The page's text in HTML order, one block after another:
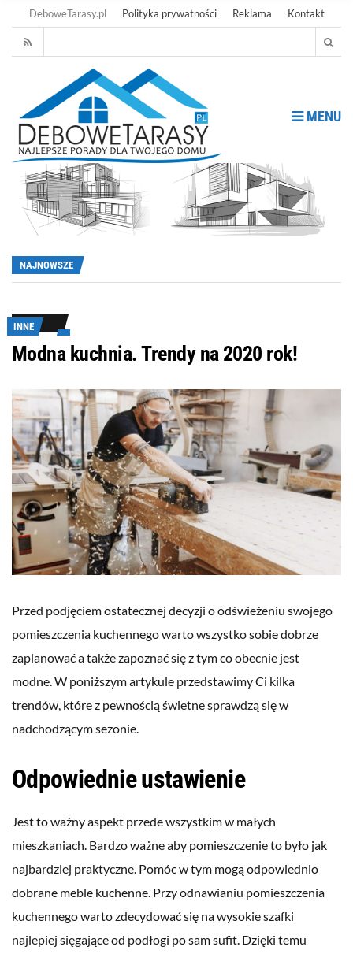
DeboweTarasy.pl Polityka prywatności Reklama Kontakt
MENU
NAJNOWSZE
INNE
Modna kuchnia. Trendy na 2020 rok!
Przed podjęciem ostatecznej decyzji o odświeżeniu swojego
pomieszczenia kuchennego warto wszystko sobie dobrze
zaplanować a także zapoznać się z tym co obecnie jest
modne. W poniższym artykule przedstawimy Ci kilka
trendów, które z pewnością świetne sprawdzą się w
nadchodzącym sezonie.
Odpowiednie ustawienie
Jest to ważny aspekt przede wszystkim w małych
mieszkaniach. Bardzo ważne aby pomieszczenie to było jak
najbardziej praktyczne. Pomóc w tym mogą odpowiednio
dobrane meble kuchenne. Przy odnawianiu pomieszczenia
kuchennego warto zdecydować się na wysokie szafki
najlepiej sięgające od podłogi po sam sufit. Dzięki temu